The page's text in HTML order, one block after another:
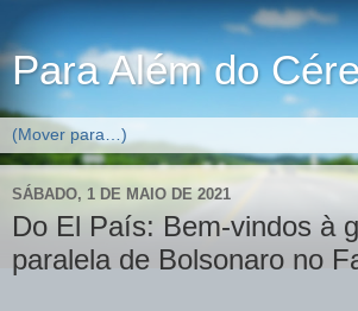
Para Além do
SÁBADO, 1 DE MAIO DE 2021
Do El País: Bem-vindos à
paralela de Bolsonaro no